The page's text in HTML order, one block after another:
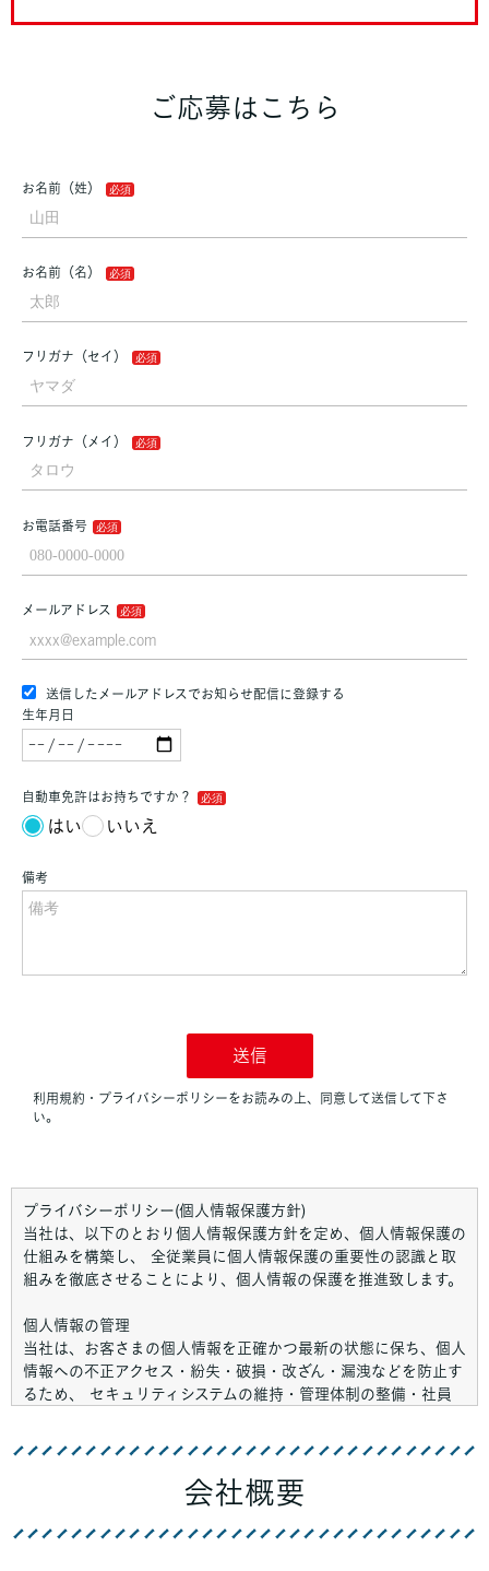
プライバシーポリシー(個人情報保護方針)
当社は、以下のとおり個人情報保護方針を定め、個人情報保護の
仕組みを構築し、 全従業員に個人情報保護の重要性の認識と取
組みを徹底させることにより、個人情報の保護を推進致します。
個人情報の管理
当社は、お客さまの個人情報を正確かつ最新の状態に保ち、個人
情報への不正アクセス・紛失・破損・改ざん・漏洩などを防止す
るため、 セキュリティシステムの維持・管理体制の整備・社員
お客さまからお預かりした個人情報は、当社からのご連絡や業務
のご案内やご質問に対する回答として、電子メールや資料のご送
会社概要